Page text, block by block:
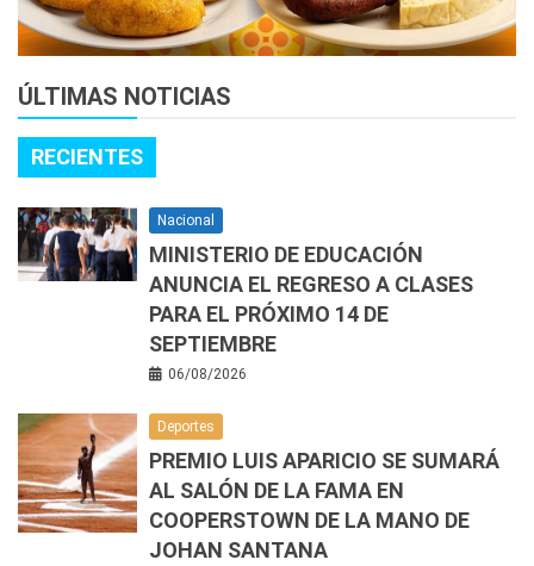
ÚLTIMAS NOTICIAS
RECIENTES
Nacional
MINISTERIO DE EDUCACIÓN
ANUNCIA EL REGRESO A CLASES
PARA EL PRÓXIMO 14 DE
SEPTIEMBRE
06/08/2026
Deportes
PREMIO LUIS APARICIO SE SUMARÁ
AL SALÓN DE LA FAMA EN
COOPERSTOWN DE LA MANO DE
JOHAN SANTANA